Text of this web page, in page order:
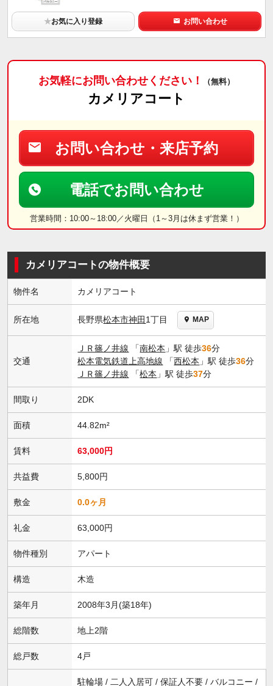
★お気に入り登録 お問い合わせ
お気軽にお問い合わせください！ （無料）
カメリアコート
お問い合わせ・来店予約
電話でお問い合わせ
営業時間：10:00～18:00／火曜日（1～3月は休まず営業！）
カメリアコートの物件概要
物件名 カメリアコート
所在地 長野県松本市神田 1丁目 MAP
交通
ＪＲ篠ノ井線 「南松本 」駅 徒歩36分
松本電気鉄道上高地線 「西松本 」駅 徒歩36分
ＪＲ篠ノ井線 「松本 」駅 徒歩37分
間取り 2DK
面積 44.82m²
賃料 63,000円
共益費 5,800円
敷金 0.0ヶ月
礼金 63,000円
物件種別 アパート
構造 木造
築年月 2008年3月(築18年)
総階数 地上2階
総戸数 4戸
駐輪場 / 二人入居可 / 保証人不要 / バルコニー /